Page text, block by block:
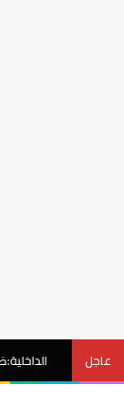
عاجلالداخلية:ضبط 10 متهمين يستغلون 13 طفلاً في التسول وبيع السلع بإلحاح بالقاهرة